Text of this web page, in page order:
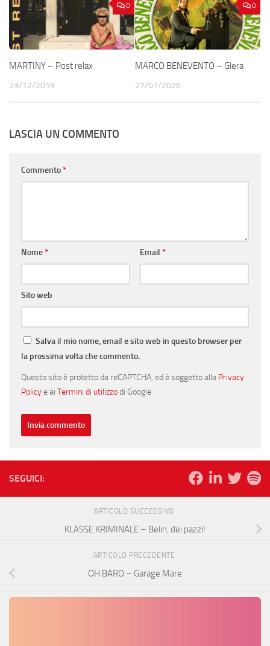
0
MARTINY – Post relax
23/12/2019
0
MARCO BENEVENTO – Glera
27/07/2026
LASCIA UN COMMENTO
Commento*
Nome* Email *
Sito web
Salva il mio nome, email e sito web in questo browser per
la prossima volta che commento.
Questo sito è protetto da reCAPTCHA, ed è soggetto alla Privacy
Policye ai Termini di utilizzodi Google.
SEGUICI:
ARTICOLO SUCCESSIVO
KLASSE KRIMINALE – Belin, dei pazzi!
ARTICOLO PRECEDENTE
OH BARO – Garage Mare